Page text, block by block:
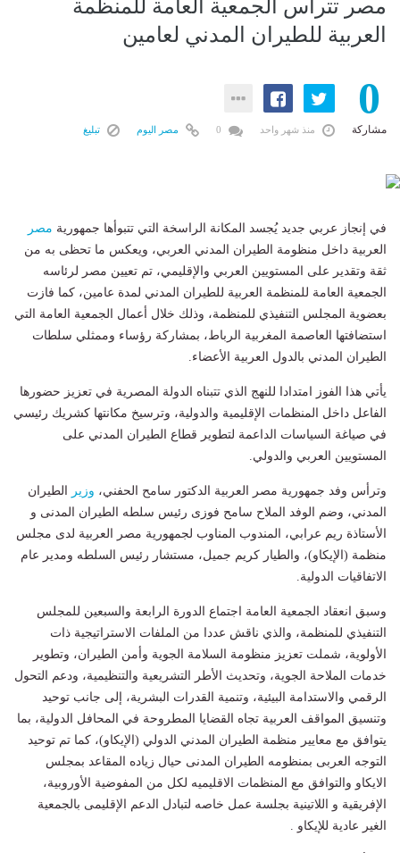
مصر تترأس الجمعية العامة للمنظمة
العربية للطيران المدني لعامين
0
مشاركة منذ شهر واحد مصر اليوم تبليغ
في إنجاز عربي جديد يُجسد المكانة الراسخة التي تتبوأها جمهورية مصر
العربية داخل منظومة الطيران المدني العربي، ويعكس ما تحظى به من
ثقة وتقدير على المستويين العربي والإقليمي، تم تعيين مصر لرئاسه
الجمعية العامة للمنظمة العربية للطيران المدني لمدة عامين، كما فازت
بعضوية المجلس التنفيذي للمنظمة، وذلك خلال أعمال الجمعية العامة التي
استضافتها العاصمة المغربية الرباط، بمشاركة رؤساء وممثلي سلطات
الطيران المدني بالدول العربية الأعضاء.
يأتي هذا الفوز امتدادا للنهج الذي تتبناه الدولة المصرية في تعزيز حضورها
الفاعل داخل المنظمات الإقليمية والدولية، وترسيخ مكانتها كشريك رئيسي
في صياغة السياسات الداعمة لتطوير قطاع الطيران المدني على
المستويين العربي والدولي.
وترأس وفد جمهورية مصر العربية الدكتور سامح الحفني، وزير الطيران
المدني، وضم الوفد الملاح سامح فوزى رئيس سلطه الطيران المدنى و
الأستاذة ريم عرابي، المندوب المناوب لجمهورية مصر العربية لدى مجلس
منظمة (الإيكاو)، والطيار كريم جميل، مستشار رئيس السلطه ومدير عام
الاتفاقيات الدولية.
وسبق انعقاد الجمعية العامة اجتماع الدورة الرابعة والسبعين للمجلس
التنفيذي للمنظمة، والذي ناقش عددا من الملفات الاستراتيجية ذات
الأولوية، شملت تعزيز منظومة السلامة الجوية وأمن الطيران، وتطوير
خدمات الملاحة الجوية، وتحديث الأطر التشريعية والتنظيمية، ودعم التحول
الرقمي والاستدامة البيئية، وتنمية القدرات البشرية، إلى جانب توحيد
وتنسيق المواقف العربية تجاه القضايا المطروحة في المحافل الدولية، بما
يتوافق مع معايير منظمة الطيران المدني الدولي (الإيكاو)، كما تم توحيد
التوجه العربى بمنظومه الطيران المدنى حيال زياده المقاعد بمجلس
الايكاو والتوافق مع المنظمات الاقليميه لكل من المفوضية الأوروبية،
الإفريقية و اللاتينية بجلسة عمل خاصه لتبادل الدعم الإقليمى بالجمعية
الغير عادية للإيكاو .